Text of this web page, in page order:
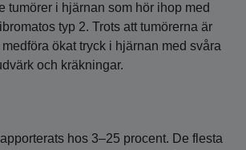
tumörer i hjärnan som hör ihop med
typ 2. Trots att tumörerna är
ökat tryck i hjärnan med svåra
och kräkningar.
hos 3–25 procent. De flesta